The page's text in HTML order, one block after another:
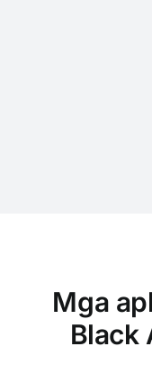
Mga
Black